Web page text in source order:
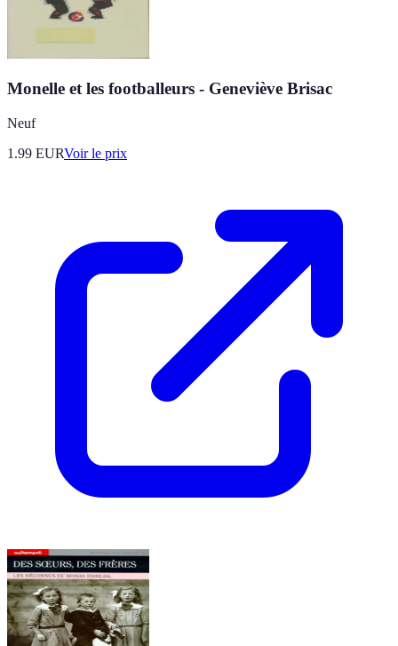
Monelle et les footballeurs - Geneviève Brisac
Neuf
1.99 EURVoir le prix